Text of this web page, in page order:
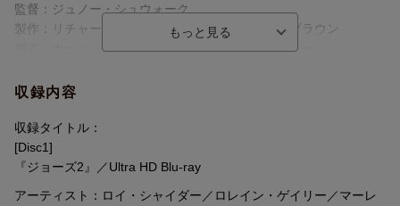
監督：ジュノー・シュウォーク
製作：リチャード・Ｄ・ザナック、デヴィッド・ブラウン
脚本：カール・ゴットリーブ、ハワード・サックラー
(C) 1978 Universal City Studios, Inc. All Rights Reserved.
収録内容
収録タイトル：
[Disc1]
『ジョーズ2』／Ultra HD Blu-ray
アーティスト：ロイ・シャイダー／ロレイン・ゲイリー／マーレ